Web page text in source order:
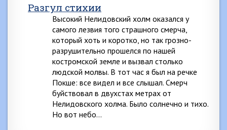
Разгул стихии
Высокий Нелидовский холм оказался у
самого лезвия того страшного смерча,
который хоть и коротко, но так грозно-
разрушительно прошелся по нашей
костромской земле и вызвал столько
людской молвы. В тот час я был на речке
Покше: все видел и все слышал. Смерч
буйствовал в двухстах метрах от
Нелидовского холма. Было солнечно и тихо.
Но вот небо…